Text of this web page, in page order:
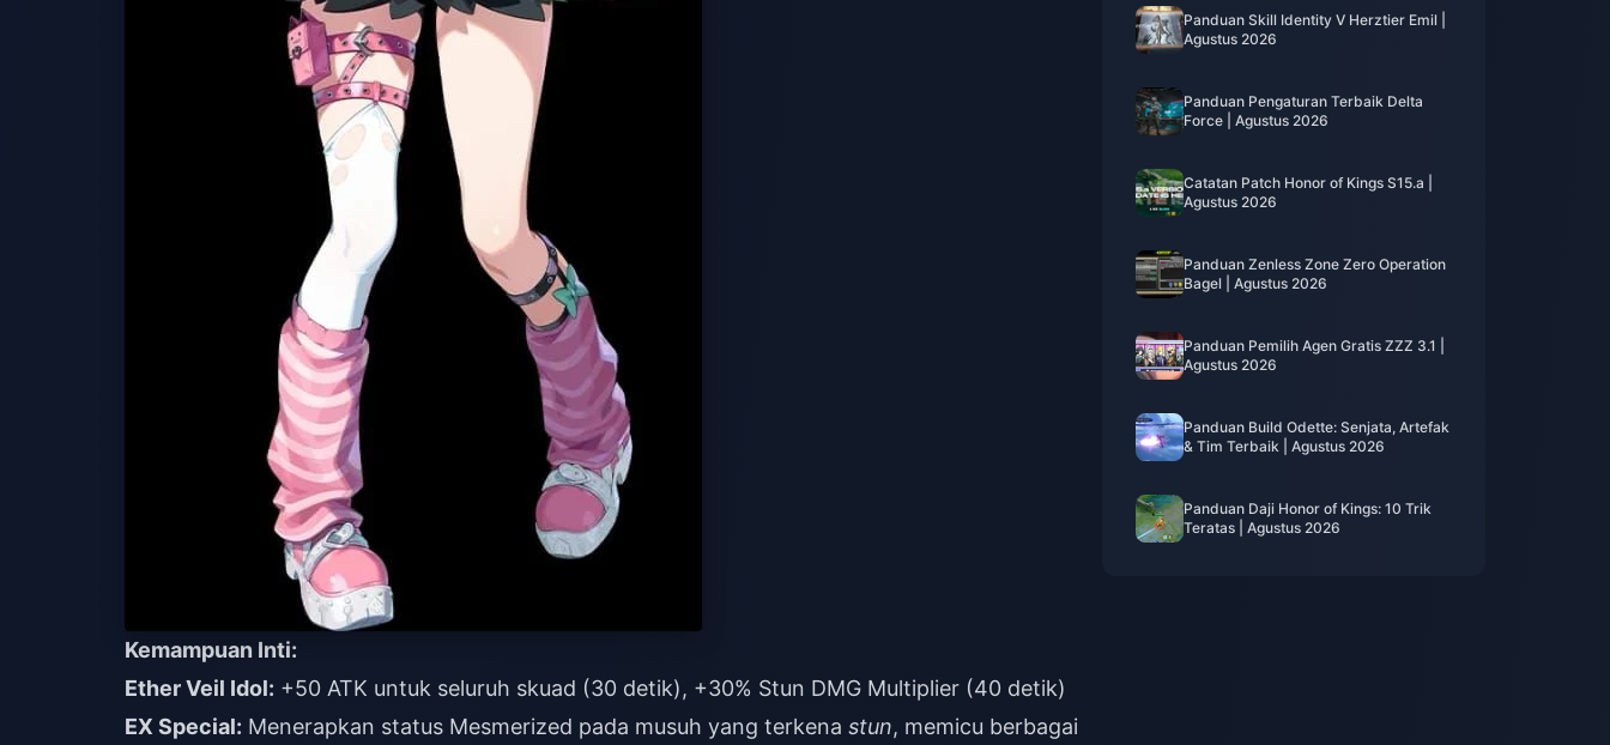
Kemampuan Inti:
Ether Veil Idol: +50 ATK untuk seluruh skuad (30 detik), +30% Stun DMG Multiplier (40 detik)
EX Special: Menerapkan status Mesmerized pada musuh yang terkena stun, memicu berbagai
Panduan Skill Identity V Herztier Emil |
Agustus 2026
Panduan Pengaturan Terbaik Delta
Force | Agustus 2026
Catatan Patch Honor of Kings S15.a |
Agustus 2026
Panduan Zenless Zone Zero Operation
Bagel | Agustus 2026
Panduan Pemilih Agen Gratis ZZZ 3.1 |
Agustus 2026
Panduan Build Odette: Senjata, Artefak
& Tim Terbaik | Agustus 2026
Panduan Daji Honor of Kings: 10 Trik
Teratas | Agustus 2026